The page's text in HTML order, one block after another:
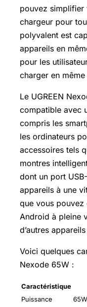
pouvez simplifier
chargeur pour
polyvalent est
appareils en
pour les
charger en
Le UGREEN
compatible avec
compris les
les ordinateurs
accessoires tels
montres
dont un port
appareils à une
que vous pouvez
Android à pleine
d’autres
Voici quelques
Nexode 65W :
Caractéristique
Puissance
65W